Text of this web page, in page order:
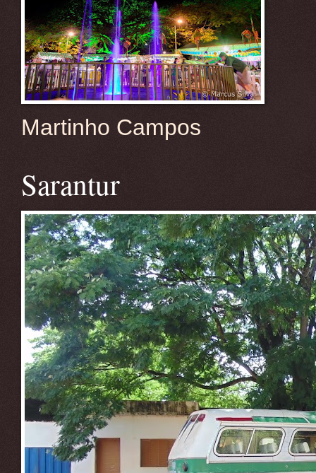
Martinho Campos
Sarantur